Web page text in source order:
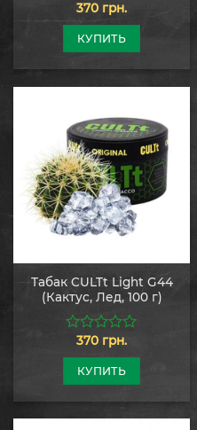
из
370 грн.
КУПИТЬ
Табак CULTt Light G44
(Кактус, Лед, 100 г)
из
370 грн.
КУПИТЬ